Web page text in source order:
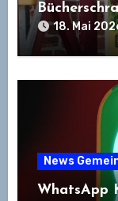
18. Mai
News
WhatsApp